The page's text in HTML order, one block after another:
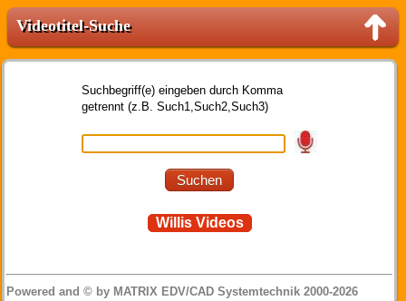
Videotitel-Suche
Suchbegriff(e) eingeben durch Komma
getrennt (z.B. Such1,Such2,Such3)
Willis Videos
Powered and © by MATRIX EDV/CAD Systemtechnik 2000-2026